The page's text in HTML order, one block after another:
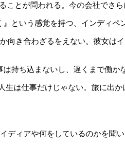
ことが問われる。今の会社でさら
という感覚を持つ、インディペ
き合わざるをえない。彼女は
持ち込まないし、遅くまで働か
は仕事だけじゃない。旅に出
ディアや何をしているのかを聞